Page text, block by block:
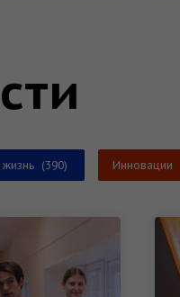
жизнь (390) Инновации